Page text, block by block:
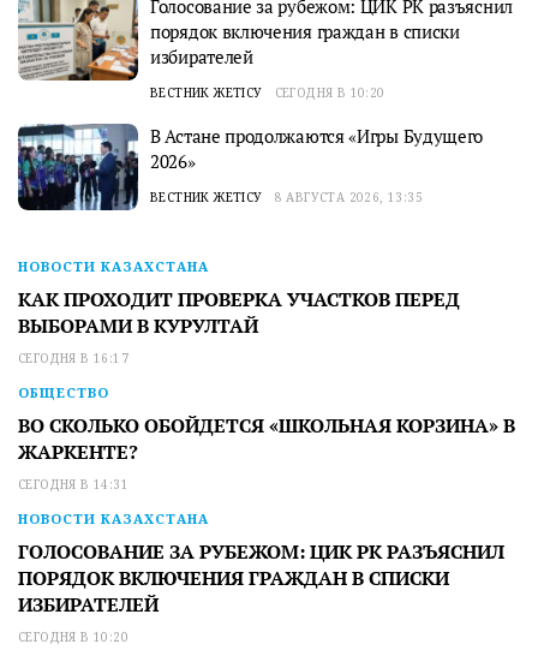
Голосование за рубежом: ЦИК РК разъяснил
порядок включения граждан в списки
избирателей
ВЕСТНИК ЖЕТІСУ СЕГОДНЯ В 10:20
В Астане продолжаются «Игры Будущего
2026»
ВЕСТНИК ЖЕТІСУ 8 АВГУСТА 2026, 13:35
НОВОСТИ КАЗАХСТАНА
КАК ПРОХОДИТ ПРОВЕРКА УЧАСТКОВ ПЕРЕД
ВЫБОРАМИ В КУРУЛТАЙ
СЕГОДНЯ В 16:17
ОБЩЕСТВО
ВО СКОЛЬКО ОБОЙДЕТСЯ «ШКОЛЬНАЯ КОРЗИНА» В
ЖАРКЕНТЕ?
СЕГОДНЯ В 14:31
НОВОСТИ КАЗАХСТАНА
ГОЛОСОВАНИЕ ЗА РУБЕЖОМ: ЦИК РК РАЗЪЯСНИЛ
ПОРЯДОК ВКЛЮЧЕНИЯ ГРАЖДАН В СПИСКИ
ИЗБИРАТЕЛЕЙ
СЕГОДНЯ В 10:20